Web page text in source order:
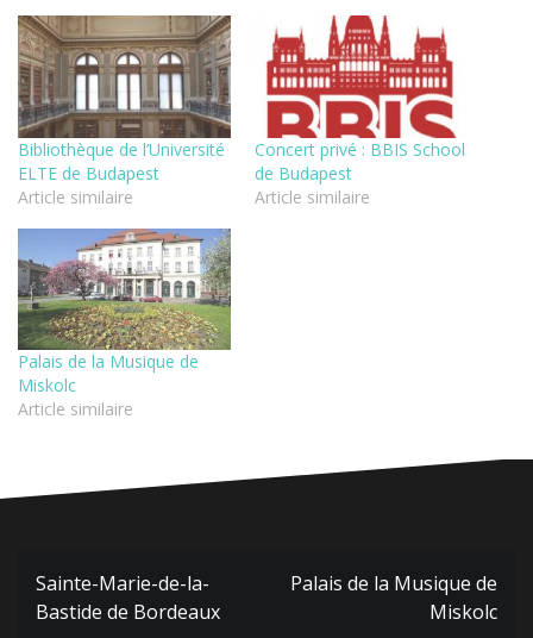
Bibliothèque de l’Université
ELTE de Budapest
Article similaire
Concert privé : BBIS School
de Budapest
Article similaire
Palais de la Musique de
Miskolc
Article similaire
Navigation
de
Sainte-Marie-de-la-
Bastide de Bordeaux
Palais de la Musique de
Miskolc